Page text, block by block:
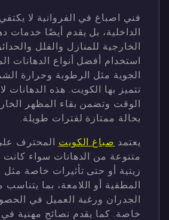
فني اصباغ في الفروانية لا
الداخلية، بل يقدم أيضًا خدمات
الخارجية للمنازل والفلل
استخدام أفضل أنواع الدهانات
الجوية مثل الرطوبة وحرارة
تتميز بها الكويت. هذه الدهانات
الوقت وتضمن بقاء المظهر
بحالة ممتازة لفترات طويلة.
يعتمد صباغ الكويت المحترف
متنوعة من الدهانات سواء كانت
زيتية أو حتى تأثيرات خاصة مثل
المطفية أو اللامعة، بما
الجدران ورغبة العميل في
خاصة. كما يقدم نصائح مهنية في